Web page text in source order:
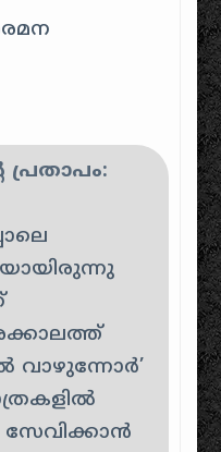
പ്രതാപം:
വാഴുന്നോർ’